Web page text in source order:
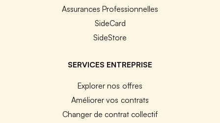
Assurances Professionnelles
SideCard
SideStore
SERVICES ENTREPRISE
Explorer nos offres
Améliorer vos contrats
Changer de contrat collectif